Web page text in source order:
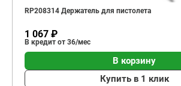
RP208314 Держатель для пистолета
1 067 ₽
В кредит от 36/мес
В корзину
Купить в 1 клик